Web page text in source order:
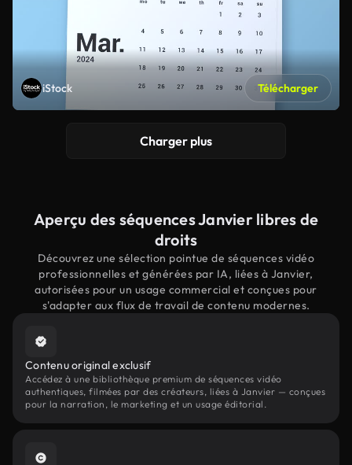
iStock Télécharger
Charger plus
Aperçu des séquences Janvier libres de
droits
Découvrez une sélection pointue de séquences vidéo
professionnelles et générées par IA, liées à Janvier,
autorisées pour un usage commercial et conçues pour
s'adapter aux flux de travail de contenu modernes.
Contenu original exclusif
Accédez à une bibliothèque premium de séquences vidéo
authentiques, filmées par des créateurs, liées à Janvier — conçues
pour la narration, le marketing et un usage éditorial.